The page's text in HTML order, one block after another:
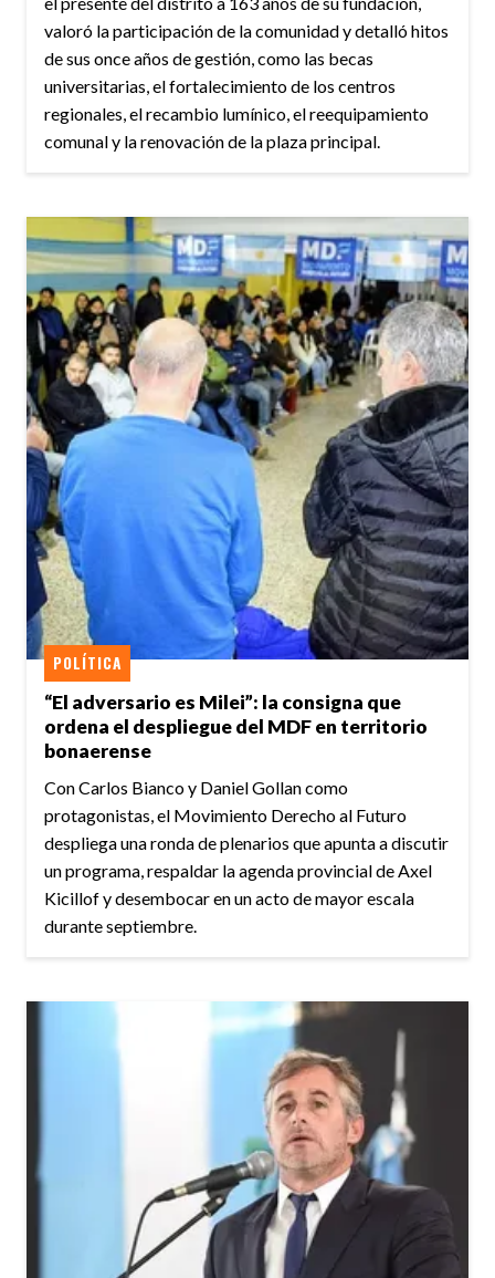
valoró la participación de la comunidad y detalló hitos
de sus once años de gestión, como las becas
universitarias, el fortalecimiento de los centros
regionales, el recambio lumínico, el reequipamiento
comunal y la renovación de la plaza principal.
“El adversario es Milei”: la consigna que
ordena el despliegue del MDF en territorio
bonaerense
POLÍTICA
Con Carlos Bianco y Daniel Gollan como
protagonistas, el Movimiento Derecho al Futuro
despliega una ronda de plenarios que apunta a discutir
un programa, respaldar la agenda provincial de Axel
Kicillof y desembocar en un acto de mayor escala
durante septiembre.